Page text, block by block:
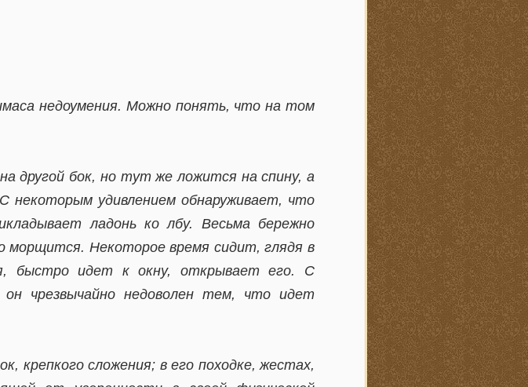
недоумения. Можно понять, что на том
другой бок, но тут же ложится на спину, а
некоторым удивлением обнаруживает, что
ладонь ко лбу. Весьма бережно
Некоторое время сидит, глядя в
быстро идет к окну, открывает его. С
чрезвычайно недоволен тем, что идет
крепкого сложения; в его походке, жестах,